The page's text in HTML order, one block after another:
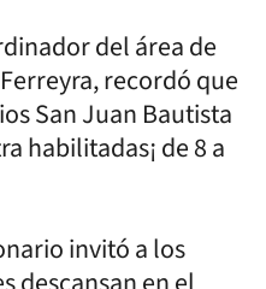
del área de
recordó que
San Juan Bautista
habilitadas¡ de 8 a
invitó a los